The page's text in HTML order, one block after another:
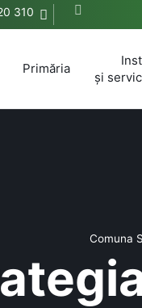
310
Primăria
și
Comuna